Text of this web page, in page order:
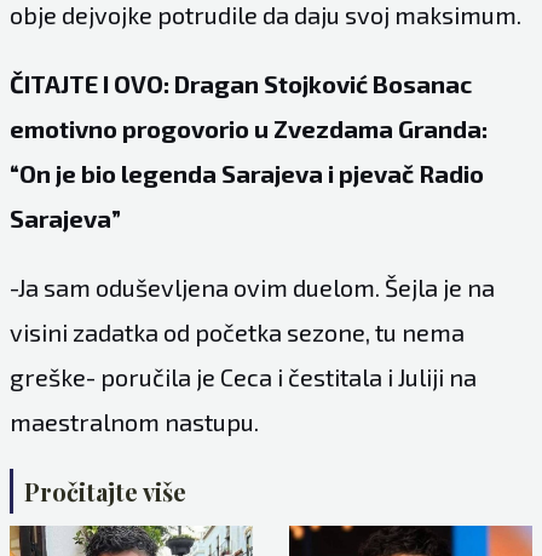
obje dejvojke potrudile da daju svoj maksimum.
ČITAJTE I OVO: Dragan Stojković Bosanac
emotivno progovorio u Zvezdama Granda:
“On je bio legenda Sarajeva i pjevač Radio
Sarajeva”
-Ja sam oduševljena ovim duelom. Šejla je na
visini zadatka od početka sezone, tu nema
greške- poručila je Ceca i čestitala i Juliji na
maestralnom nastupu.
Pročitajte više